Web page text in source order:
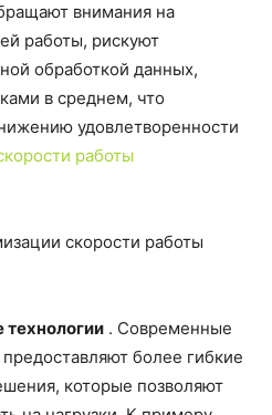
внимания на
работы, рискуют
обработкой данных,
в среднем, что
удовлетворенности
работы
скорости работы
. Современные
более гибкие
которые позволяют